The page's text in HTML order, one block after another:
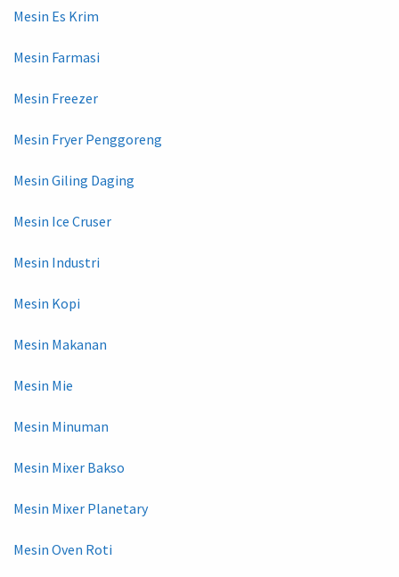
Mesin Es Krim
Mesin Farmasi
Mesin Freezer
Mesin Fryer Penggoreng
Mesin Giling Daging
Mesin Ice Cruser
Mesin Industri
Mesin Kopi
Mesin Makanan
Mesin Mie
Mesin Minuman
Mesin Mixer Bakso
Mesin Mixer Planetary
Mesin Oven Roti